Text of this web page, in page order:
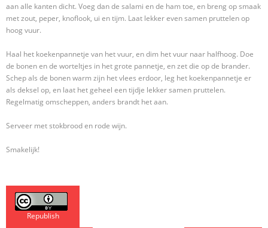
aan alle kanten dicht. Voeg dan de salami en de ham toe, en breng op smaak
met zout, peper, knoflook, ui en tijm. Laat lekker even samen pruttelen op
hoog vuur.
Haal het koekenpannetje van het vuur, en dim het vuur naar halfhoog. Doe
de bonen en de worteltjes in het grote pannetje, en zet die op de brander.
Schep als de bonen warm zijn het vlees erdoor, leg het koekenpannetje er
als deksel op, en laat het geheel een tijdje lekker samen pruttelen.
Regelmatig omscheppen, anders brandt het aan.
Serveer met stokbrood en rode wijn.
Smakelijk!
Republish